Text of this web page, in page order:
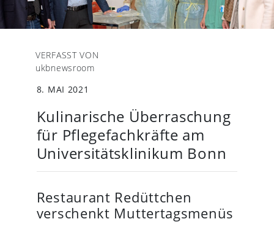
VERFASST VON
ukbnewsroom
8. MAI 2021
Kulinarische Überraschung
für Pflegefachkräfte am
Universitätsklinikum Bonn
Restaurant Redüttchen
verschenkt Muttertagsmenüs